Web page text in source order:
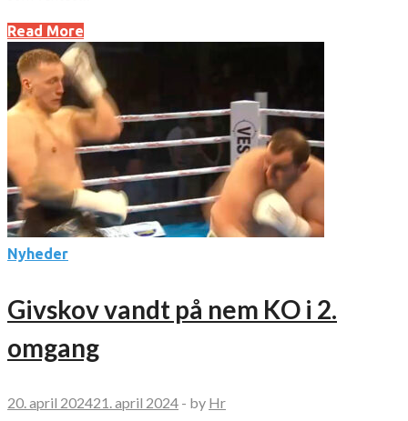
Read More
Nyheder
Givskov vandt på nem KO i 2.
omgang
20. april 202421. april 2024 - by Hr